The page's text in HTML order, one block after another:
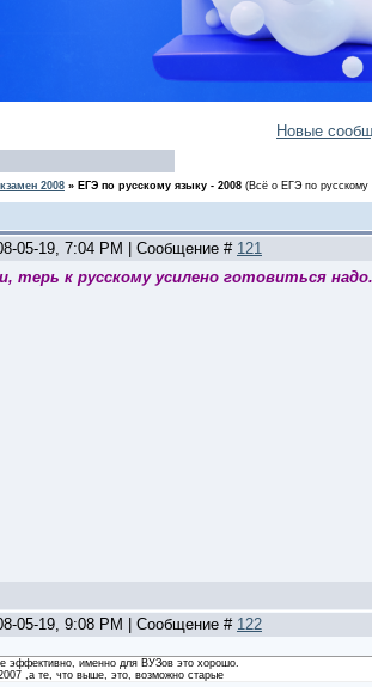
Новые
2008 » ЕГЭ по русскому языку - 2008 (Всё о ЕГЭ по русскому
05-19, 7:04 PM | Сообщение # 121
терь к русскому усилено готовиться
05-19, 9:08 PM | Сообщение # 122
эффективно, именно для ВУЗов это хорошо.
,а те, что выше, это, возможно старые